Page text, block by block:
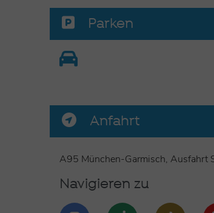
Parken
Anfahrt
A95 München-Garmisch, Ausfahrt
Navigieren zu